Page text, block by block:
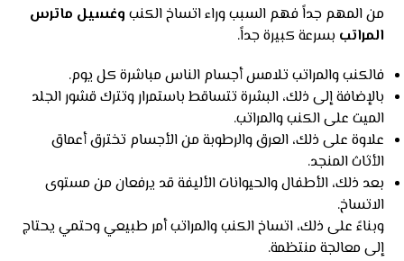
من المهم جداً فهم السبب وراء اتساخ الكنب وغسيل ماترس
المراتب بسرعة كبيرة جداً.
فالكنب والمراتب تلامس أجسام الناس مباشرة كل يوم.
بالإضافة إلى ذلك، البشرة تتساقط باستمرار وتترك قشور الجلد
الميت على الكنب والمراتب.
علاوة على ذلك، العرق والرطوبة من الأجسام تخترق أعماق
الأثاث المنجد.
بعد ذلك، الأطفال والحيوانات الأليفة قد يرفعان من مستوى
الاتساخ.
وبناءً على ذلك، اتساخ الكنب والمراتب أمر طبيعي وحتمي يحتاج
إلى معالجة منتظمة.